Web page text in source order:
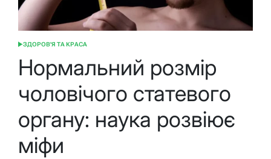
ОПУБЛІКУВАТИ
ЗДОРОВ'Я ТА КРАСА
Нормальний розмір
чоловічого статевого
органу: наука розвіює
міфи